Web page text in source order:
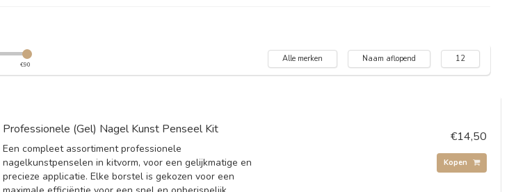
€90
Alle merken Naam aflopend 12
Professionele (Gel) Nagel Kunst Penseel Kit
Een compleet assortiment professionele
nagelkunstpenselen in kitvorm, voor een gelijkmatige en
precieze applicatie. Elke borstel is gekozen voor een
€14,50
Kopen